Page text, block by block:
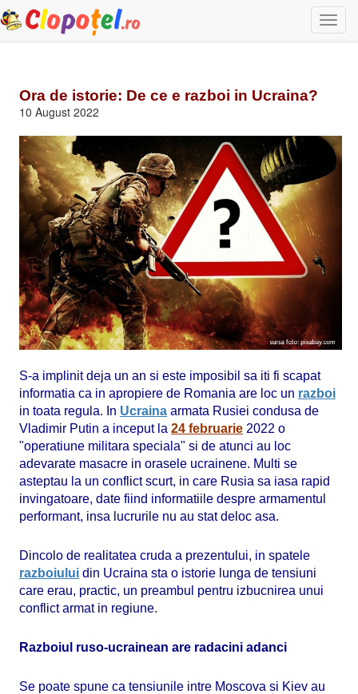
Ora de istorie: De ce e razboi in Ucraina?
10 August 2022
S-a implinit deja un an si este imposibil sa iti fi scapat
informatia ca in apropiere de Romania are loc un razboi
in toata regula. In Ucraina armata Rusiei condusa de
Vladimir Putin a inceput la 24 februarie 2022 o
"operatiune militara speciala" si de atunci au loc
adevarate masacre in orasele ucrainene. Multi se
asteptau la un conflict scurt, in care Rusia sa iasa rapid
invingatoare, date fiind informatiile despre armamentul
performant, insa lucrurile nu au stat deloc asa.
Dincolo de realitatea cruda a prezentului, in spatele
razboiului din Ucraina sta o istorie lunga de tensiuni
care erau, practic, un preambul pentru izbucnirea unui
conflict armat in regiune.
Razboiul ruso-ucrainean are radacini adanci
Se poate spune ca tensiunile intre Moscova si Kiev au